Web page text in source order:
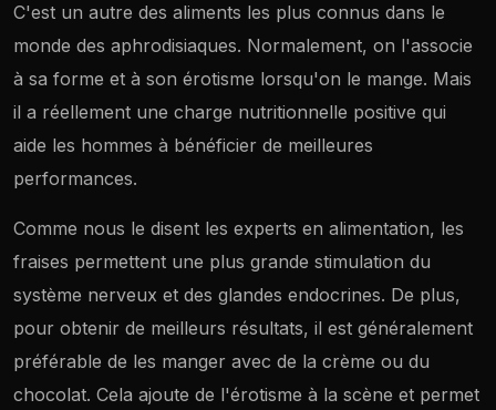
C'est un autre des aliments les plus connus dans le
monde des aphrodisiaques. Normalement, on l'associe
à sa forme et à son érotisme lorsqu'on le mange. Mais
il a réellement une charge nutritionnelle positive qui
aide les hommes à bénéficier de meilleures
performances.
Comme nous le disent les experts en alimentation, les
fraises permettent une plus grande stimulation du
système nerveux et des glandes endocrines. De plus,
pour obtenir de meilleurs résultats, il est généralement
préférable de les manger avec de la crème ou du
chocolat. Cela ajoute de l'érotisme à la scène et permet